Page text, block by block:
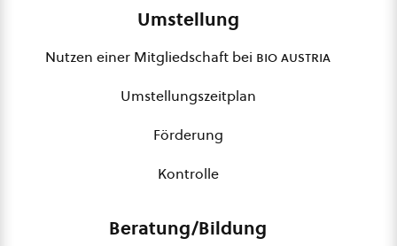
Umstellung
Nutzen einer Mitgliedschaft bei bio austria
Umstellungszeitplan
Förderung
Kontrolle
Beratung/Bildung